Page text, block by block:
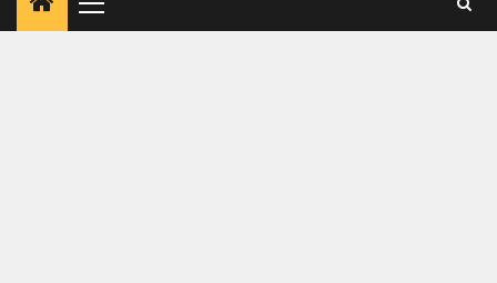
Menu
principal